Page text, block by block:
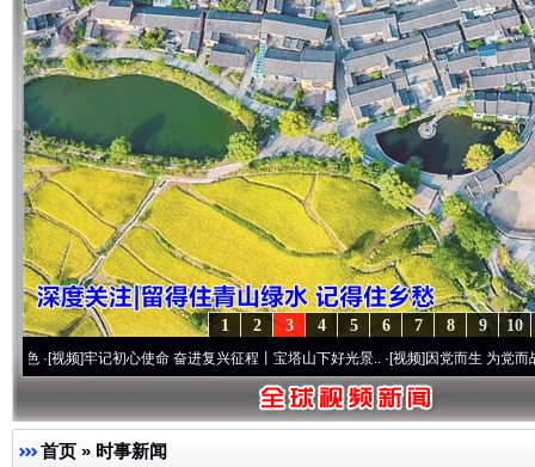
10
9
8
7
6
5
4
3
2
1
牢记初心使命 奋进复兴征程丨宝塔山下好光景..·[视频]因党而生 为党而战——百年
首页 » 时事新闻